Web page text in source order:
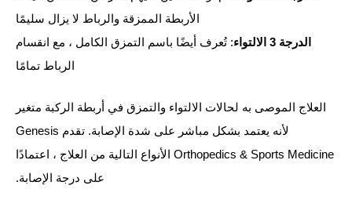
الأربطة الممزقة والرباط لا يزال سليمًا
الدرجة 3 الالتواء
: تُعرف أيضًا باسم التمزق الكامل ، مع انقسام
الرباط تمامًا
العلاج الموصى به لحالات الالتواء والتمزق في أربطة الركبة متغير
لأنه يعتمد بشكل مباشر على شدة الإصابة. تقدم Genesis
Orthopedics & Sports Medicine الأنواع التالية من العلاج ، اعتمادًا
على درجة الإصابة.